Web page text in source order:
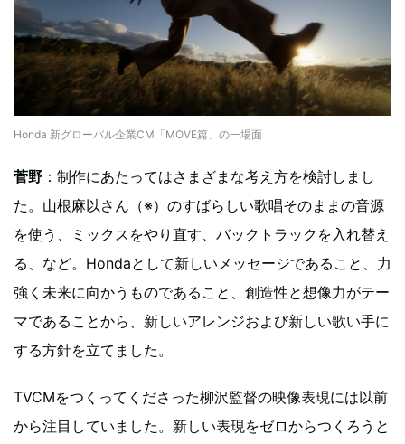
Honda 新グローバル企業CM「MOVE篇」の一場面
菅野 ：制作にあたってはさまざまな考え方を検討しまし
た。山根麻以さん（※）のすばらしい歌唱そのままの音源
を使う、ミックスをやり直す、バックトラックを入れ替え
る、など。Hondaとして新しいメッセージであること、力
強く未来に向かうものであること、創造性と想像力がテー
マであることから、新しいアレンジおよび新しい歌い手に
する方針を立てました。
TVCMをつくってくださった柳沢監督の映像表現には以前
から注目していました。新しい表現をゼロからつくろうと